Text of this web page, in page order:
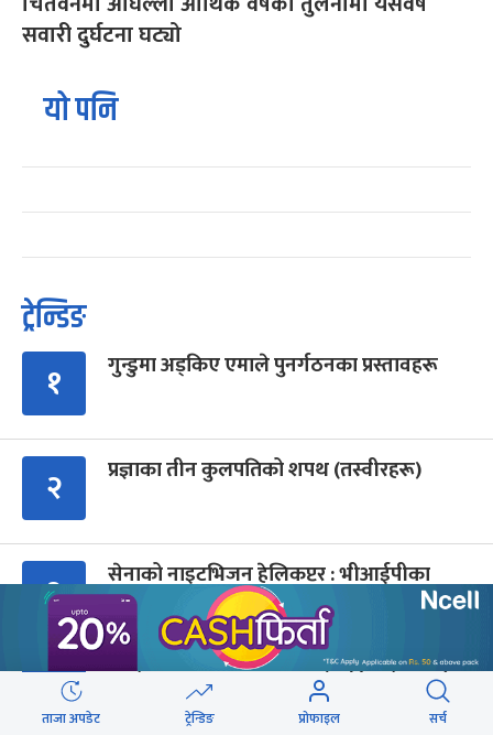
सवारी दुर्घटना घट्यो
यो पनि
ट्रेन्डिङ
१ गुन्डुमा अड्किए एमाले पुनर्गठनका प्रस्तावहरू
२ प्रज्ञाका तीन कुलपतिको शपथ (तस्वीरहरू)
३
सेनाको नाइटभिजन हेलिकप्टर : भीआईपीका
लागि उड्छ, जनताको ज्यान बचाउन उड्दैन
४
कांग्रेस संस्थापन इतर समूहको राष्ट्रिय भेलालाई
देउवाले सम्बोधन गर्ने
ताजा अपडेट ट्रेन्डिङ प्रोफाइल सर्च